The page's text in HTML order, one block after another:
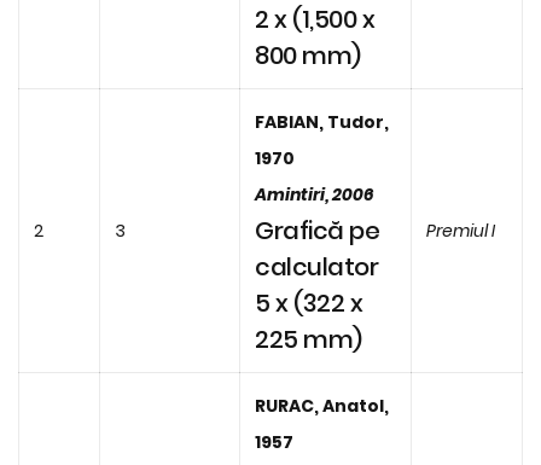
2 x (1,500 x
800 mm)
2 3
FABIAN, Tudor,
1970
Amintiri, 2006
Grafică pe
calculator
5 x (322 x
225 mm)
Premiul I
RURAC, Anatol,
1957